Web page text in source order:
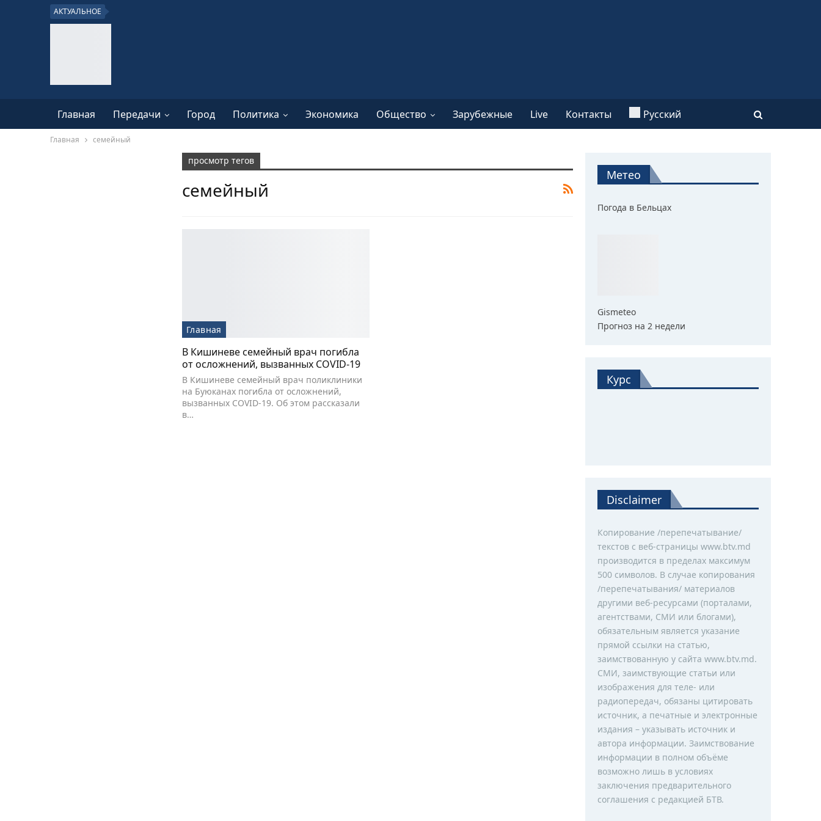
АКТУАЛЬНОЕ
Главная Передачи Город Политика Экономика Общество Зарубежные Live Контакты Русский
Главная семейный
просмотр тегов
семейный
Главная
В Кишиневе семейный врач погибла
от осложнений, вызванных COVID-19
В Кишиневе семейный врач поликлиники
на Буюканах погибла от осложнений,
вызванных COVID-19. Об этом рассказали
в…
Метео
Погода в Бельцах
Gismeteo
Прогноз на 2 недели
Курс
Disclaimer
Копирование /перепечатывание/
текстов с веб-страницы www.btv.md
производится в пределах максимум
500 символов. В случае копирования
/перепечатывания/ материалов
другими веб-ресурсами (порталами,
агентствами, СМИ или блогами),
обязательным является указание
прямой ссылки на статью,
заимствованную у сайта www.btv.md.
СМИ, заимствующие статьи или
изображения для теле- или
радиопередач, обязаны цитировать
источник, а печатные и электронные
издания – указывать источник и
автора информации. Заимствование
информации в полном объёме
возможно лишь в условиях
заключения предварительного
соглашения с редакцией БТВ.